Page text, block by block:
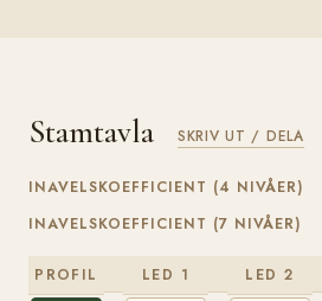
Stamtavla SKRIV UT / DELA
INAVELSKOEFFICIENT (4 NIVÅER)
INAVELSKOEFFICIENT (7 NIVÅER)
PROFIL LED 1 LED 2